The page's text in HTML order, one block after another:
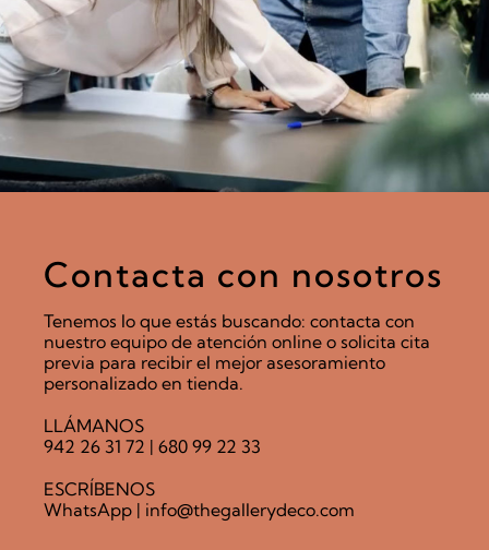
Contacta con nosotros
Tenemos lo que estás buscando: contacta con
nuestro equipo de atención online o solicita cita
previa para recibir el mejor asesoramiento
personalizado en tienda.
LLÁMANOS
942 26 31 72 | 680 99 22 33
ESCRÍBENOS
WhatsApp| info@thegallerydeco.com